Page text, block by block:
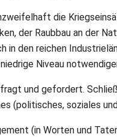
die
der Raubbau an der
in den reichen
Niveau
und gefordert.
(politisches, soziales
(in Worten und